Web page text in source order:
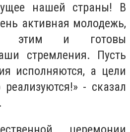
нашей страны! В
активная молодежь,
этим и готовы
стремления. Пусть
исполняются, а цели
- сказал